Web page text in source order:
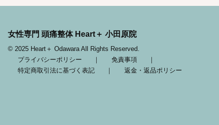
女性専門 頭痛整体 Heart＋ 小田原院
© 2025 Heart＋ Odawara All Rights Reserved.
プライバシーポリシー
｜ 免責事項
｜
特定商取引法に基づく表記
｜ 返金・返品ポリシー